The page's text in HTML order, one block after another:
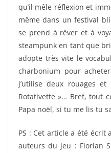
qu’il mêle réflexion et
même dans un festival
se prend à rêver et à
steampunk en tant que
adopte très vite le
charbonium pour
j’utilise deux rouages
Rotativette »… Bref, tout
Papa noël, si tu me lis tu
PS : Cet article a été écrit
auteurs du jeu : Florian